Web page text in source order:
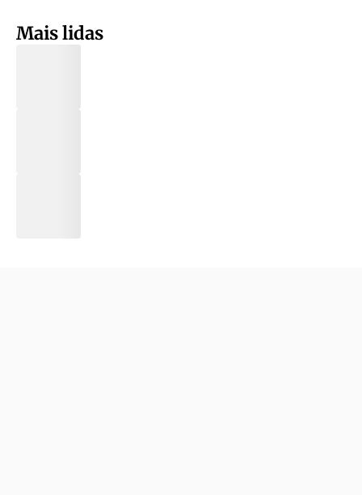
Mais lidas